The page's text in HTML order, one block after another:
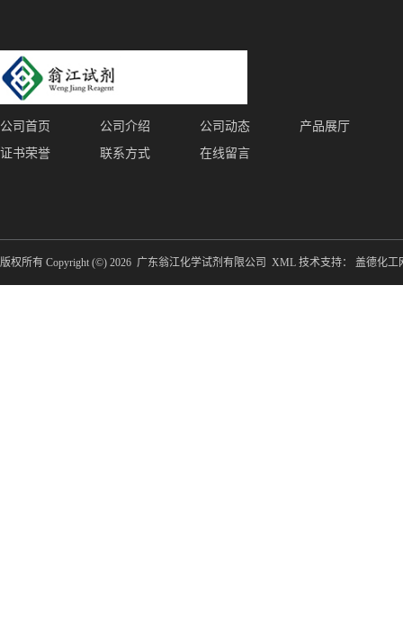
公司首页 公司介绍 公司动态
产品展厅
证书荣誉
联系方式 在线留言
版权所有 Copyright (©) 2026 广东翁江化学试剂有限公司 XML 技术支持： 盖德化工